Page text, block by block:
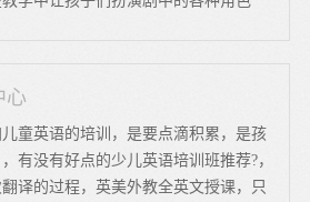
心
童英语的培训，是要点滴积累，是孩
有没有好点的少儿英语培训班推荐?，
译的过程，英美外教全英文授课，只